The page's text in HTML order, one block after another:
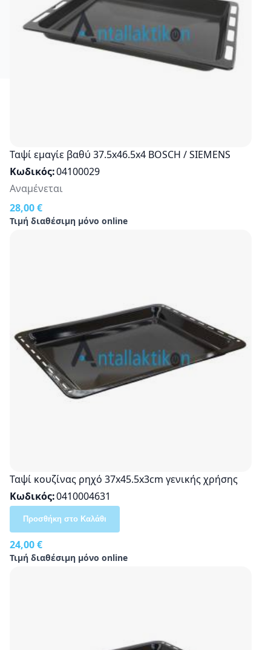
Ταψί εμαγίε βαθύ 37.5x46.5x4 BOSCH / SIEMENS
Κωδικός 04100029
28,00 €
Τιμή διαθέσιμη μόνο online
Αναμένεται
Ταψί κουζίνας ρηχό 37x45.5x3cm γενικής χρήσης
Κωδικός 0410004631
24,00 €
Τιμή διαθέσιμη μόνο online
Προσθήκη στο Καλάθι